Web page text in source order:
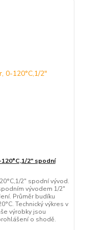
2" spodní
2" spodní vývod.
vývodem 1/2"
Průměr budíku
Technický výkres v
výrobky jsou
o shodě.